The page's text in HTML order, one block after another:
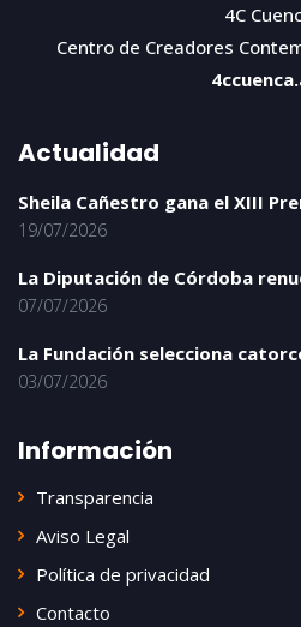
4C
Centro de Creadores
Actualidad
Sheila Cañestro gana el XIII
19/07/2026
La Diputación de Córdoba
07/07/2026
La Fundación selecciona
03/07/2026
Información
Transparencia
Aviso Legal
Política de privacidad
Contacto